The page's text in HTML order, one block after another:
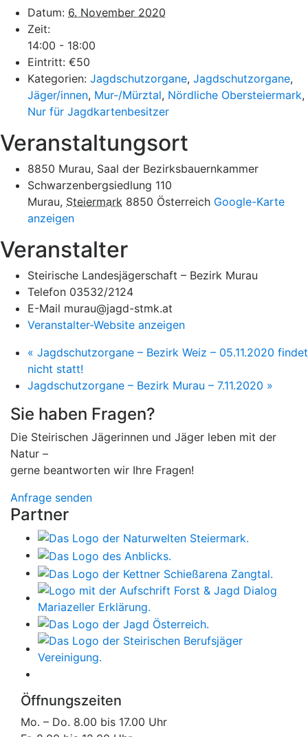
Datum: 6. November 2020
Zeit:
14:00 - 18:00
Eintritt: €50
Kategorien: Jagdschutzorgane, Jagdschutzorgane,
Jäger/innen, Mur-/Mürztal, Nördliche Obersteiermark,
Nur für Jagdkartenbesitzer
Veranstaltungsort
8850 Murau, Saal der Bezirksbauernkammer
Schwarzenbergsiedlung 110
Murau, Steiermark 8850 Österreich Google-Karte
anzeigen
Veranstalter
Steirische Landesjägerschaft – Bezirk Murau
Telefon 03532/2124
E-Mail murau@jagd-stmk.at
Veranstalter-Website anzeigen
« Jagdschutzorgane – Bezirk Weiz – 05.11.2020 findet
nicht statt!
Jagdschutzorgane – Bezirk Murau – 7.11.2020 »
Sie haben Fragen?
Die Steirischen Jägerinnen und Jäger leben mit der
Natur –
gerne beantworten wir Ihre Fragen!
Anfrage senden
Partner
Öffnungszeiten
Mo. – Do. 8.00 bis 17.00 Uhr